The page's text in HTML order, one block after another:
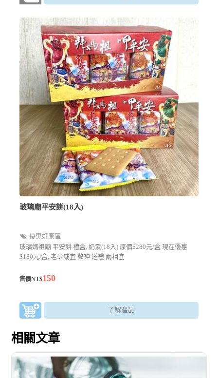
玻璃廟平安餅(18入)
優惠好康區
玻璃媽祖廟 平安餅 禮盒, 奶素(18入) 原價$280元/盒 現在優惠
$180元/盒, 老少咸宜 敬神 送禮 兩相宜
售價NT$150
了解產品
相關文章